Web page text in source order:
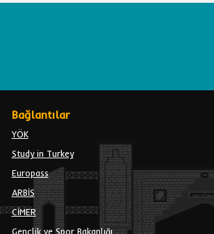
Bağlantılar
YÖK
Study in Turkey
Europass
ARBİS
CİMER
Gençlik ve Spor Bakanlığı